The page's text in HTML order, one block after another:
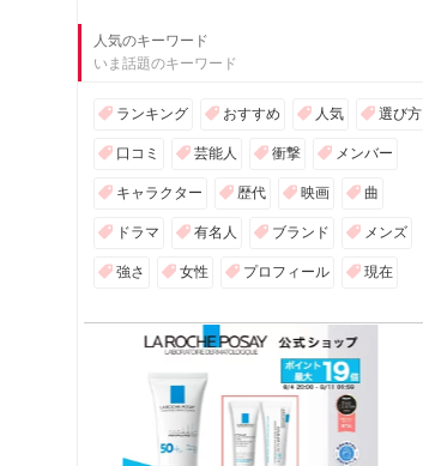
人気のキーワード
いま話題のキーワード
ランキング おすすめ 人気 選び方
口コミ 芸能人 衝撃 メンバー
キャラクター 歴代 映画 曲
ドラマ 有名人 ブランド メンズ
強さ 女性 プロフィール 現在